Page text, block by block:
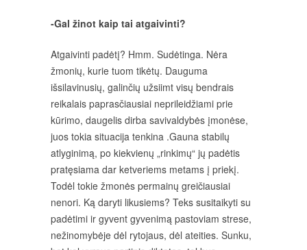
-Gal žinot kaip tai atgaivinti?
Atgaivinti padėtį? Hmm. Sudėtinga. Nėra
žmonių, kurie tuom tikėtų. Dauguma
išsilavinusių, galinčių užsiimt visų bendrais
reikalais paprasčiausiai neprileidžiami prie
kūrimo, daugelis dirba savivaldybės įmonėse,
juos tokia situacija tenkina .Gauna stabilų
atlyginimą, po kiekvienų „rinkimų“ jų padėtis
pratęsiama dar ketveriems metams į priekį.
Todėl tokie žmonės permainų greičiausiai
nenori. Ką daryti likusiems? Teks susitaikyti su
padėtimi ir gyvent gyvenimą pastoviam strese,
nežinomybėje dėl rytojaus, dėl ateities. Sunku,